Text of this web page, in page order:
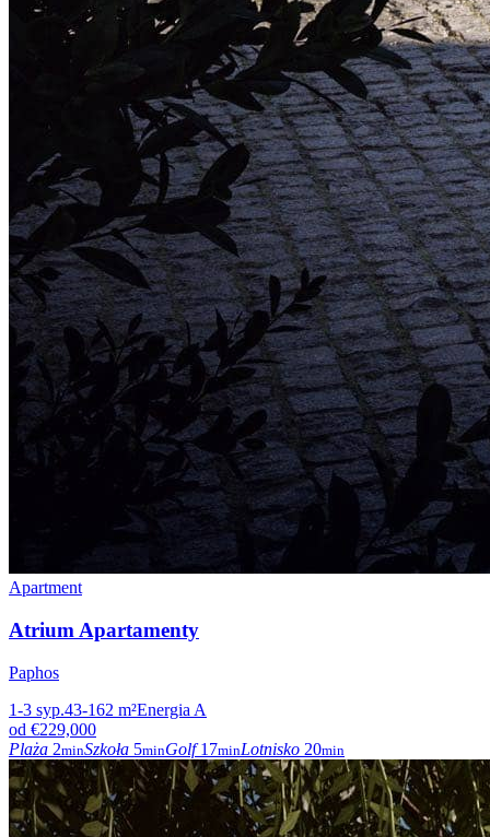
Apartment
Atrium Apartamenty
Paphos
1-3 syp.43-162 m²Energia A
od €229,000
Plaża 2minSzkoła 5minGolf 17minLotnisko 20min